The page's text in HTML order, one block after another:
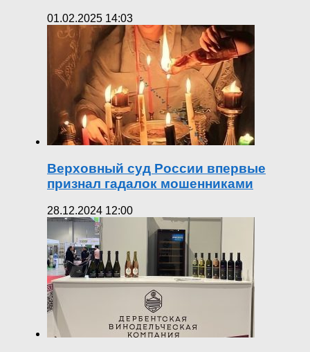
01.02.2025 14:03
Верховный суд России впервые
признал гадалок мошенниками
28.12.2024 12:00